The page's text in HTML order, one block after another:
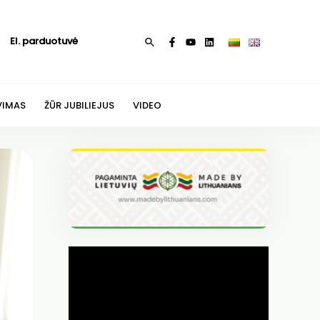
El. parduotuvė Paieška
ŽŪR JUBILIEJUS VIDEO